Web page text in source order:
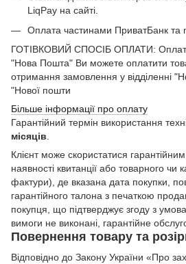
LiqPay на сайті.
Оплата частинами ПриватБанк та
ГОТІВКОВИЙ СПОСІБ ОПЛАТИ:
"Нова Пошта" Ви можете оплатити
отримання замовлення у відділенні
"Нової пошти
Більше інформації про оплату
Гарантійний термін використання
місяців.
Клієнт може скористатися
наявності квитанції або товарного чи
фактури), де вказана дата покупки,
гарантійного талона з печаткою
покупця, що підтверджує згоду з
вимоги не виконані, гарантійне
Повернення товару та
Відповідно до Закону України «Про